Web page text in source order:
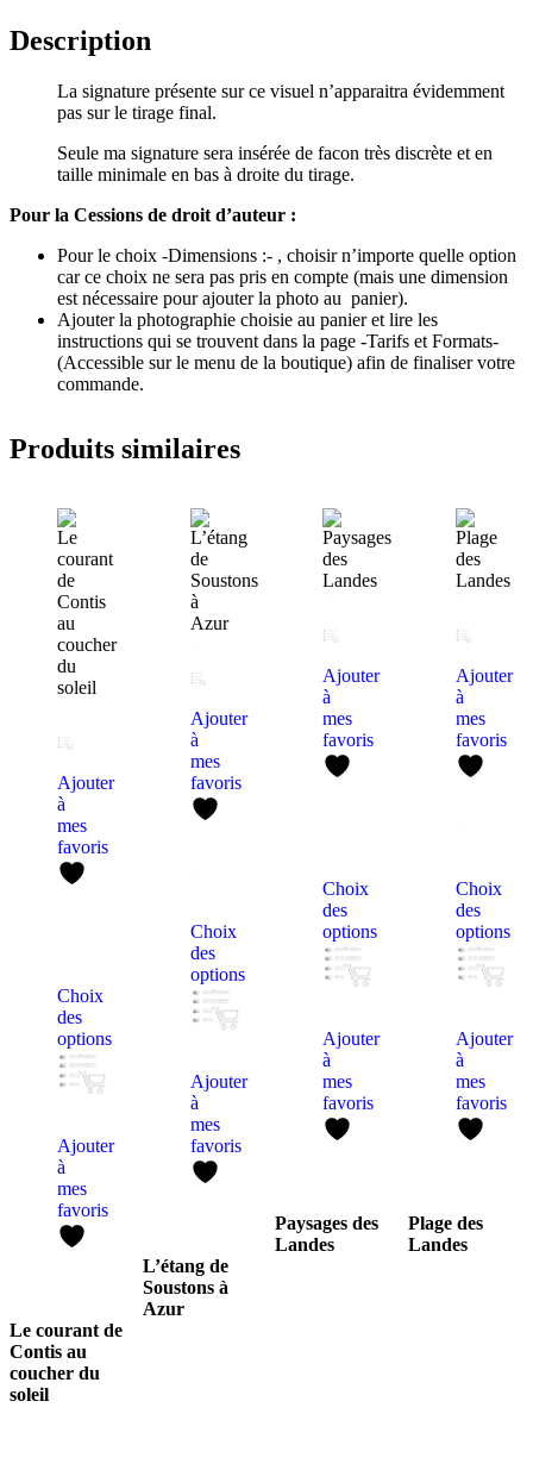
Description
La signature présente sur ce visuel n’apparaitra évidemment
pas sur le tirage final.
Seule ma signature sera insérée de facon très discrète et en
taille minimale en bas à droite du tirage.
Pour la Cessions de droit d’auteur :
Pour le choix -Dimensions :- , choisir n’importe quelle option
car ce choix ne sera pas pris en compte (mais une dimension
est nécessaire pour ajouter la photo au panier).
Ajouter la photographie choisie au panier et lire les
instructions qui se trouvent dans la page -Tarifs et Formats-
(Accessible sur le menu de la boutique) afin de finaliser votre
commande.
Produits similaires
Ajouter
à
mes
favoris
Choix
des
options
Ajouter
à
mes
favoris
Le courant de
Contis au
coucher du
soleil
Ajouter
à
mes
favoris
Choix
des
options
Ajouter
à
mes
favoris
L’étang de
Soustons à
Azur
Ajouter
à
mes
favoris
Choix
des
options
Ajouter
à
mes
favoris
Paysages des
Landes
Ajouter
à
mes
favoris
Choix
des
options
Ajouter
à
mes
favoris
Plage des
Landes